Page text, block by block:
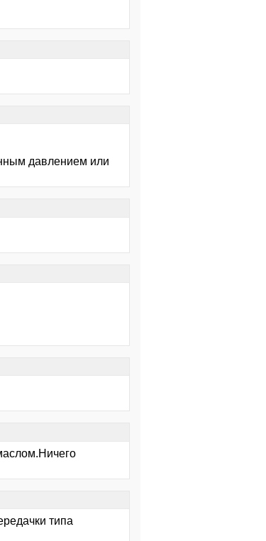
давлением или
типа